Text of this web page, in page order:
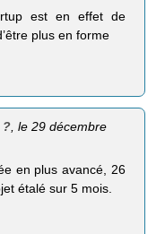
est en effet de
plus en forme
? , le 29 décembre
en plus avancé, 26
étalé sur 5 mois.